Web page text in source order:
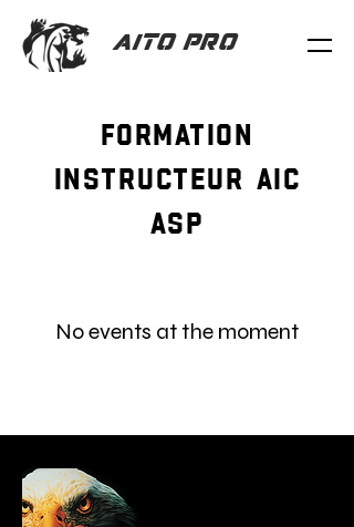
AITO PRO
FOrmation
instructeur AIc
ASP
No events at the moment